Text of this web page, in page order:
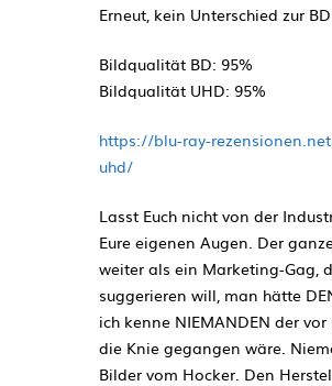
Erneut, kein Unterschied zur BD.
Bildqualität BD: 95%
Bildqualität UHD: 95%
https://blu-ray-
uhd/
Lasst Euch nicht von der
Eure eigenen Augen. Der
weiter als ein Marketing-Gag,
suggerieren will, man hätte
ich kenne NIEMANDEN der
die Knie gegangen wäre.
Bilder vom Hocker. Den